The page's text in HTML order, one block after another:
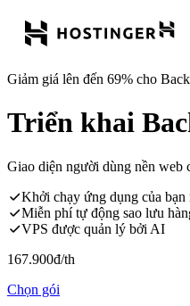
Giảm giá lên đến 69% cho
Triển khai
Giao diện người dùng nền web
Khởi chạy ứng dụng của bạn
Miễn phí tự động sao lưu
VPS được quản lý bởi AI
167.900đ/th
Chọn gói